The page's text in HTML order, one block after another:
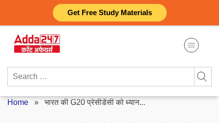
Get Free Study Materials
content
Search
Home » भारत की G20 प्रेसीडेंसी को ध्यान...